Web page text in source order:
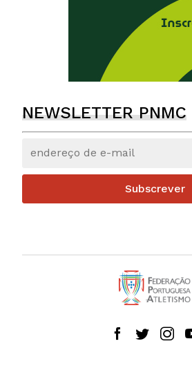
NEWSLETTER PNMC
Subscrever